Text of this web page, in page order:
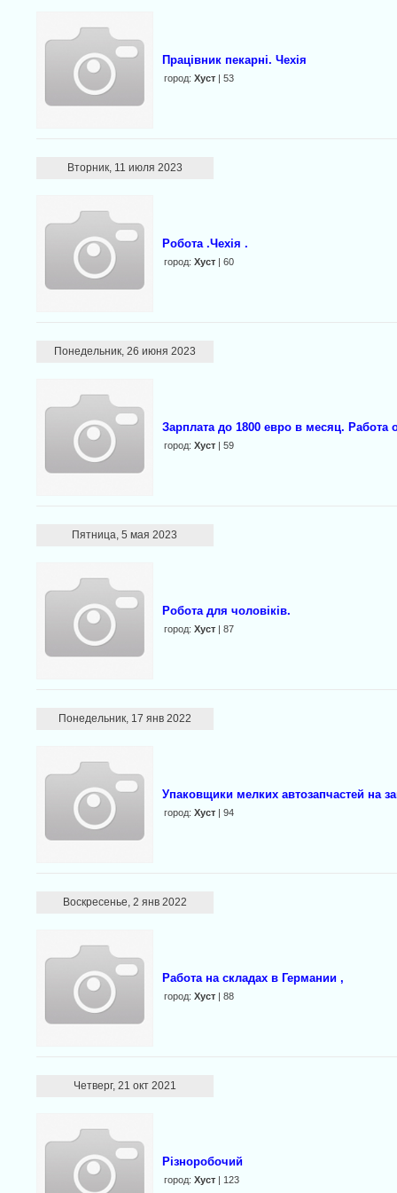
Працівник пекарні. Чехія
город: Хуст| 53
Вторник, 11 июля 2023
Робота .Чехія .
город: Хуст| 60
Понедельник, 26 июня 2023
Зарплата до 1800 евро в месяц.
город: Хуст| 59
Пятница, 5 мая 2023
Робота для чоловіків.
город: Хуст| 87
Понедельник, 17 янв 2022
Упаковщики мелких автозапчастей на
город: Хуст| 94
Воскресенье, 2 янв 2022
Работа на складах в Германии ,
город: Хуст| 88
Четверг, 21 окт 2021
Різноробочий
город: Хуст| 123